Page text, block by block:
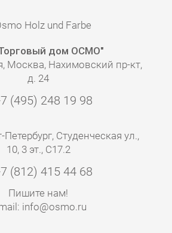
дом ОСМО"
Москва, Нахимовский пр-кт,
д. 24
(495) 248 19 98
Петербург, Студенческая ул.,
10, 3 эт., С17.2
(812) 415 44 68
Пишите нам!
info@osmo.ru